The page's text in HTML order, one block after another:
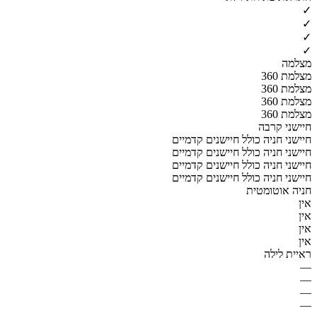
✓
✓
✓
✓
מצלמה
מצלמת 360
מצלמת 360
מצלמת 360
מצלמת 360
חיישני קרבה
חיישני חניה כולל חיישנים קדמיים
חיישני חניה כולל חיישנים קדמיים
חיישני חניה כולל חיישנים קדמיים
חיישני חניה כולל חיישנים קדמיים
חניה אוטומטית
אין
אין
אין
אין
ראיית לילה
—
—
—
—